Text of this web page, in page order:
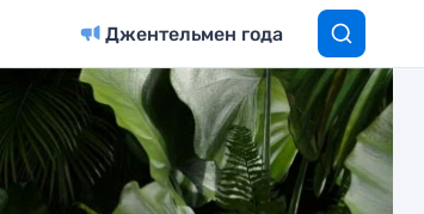
Джентельмен года